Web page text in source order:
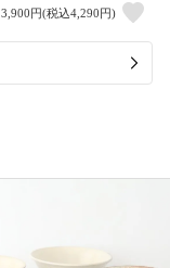
3,900円(税込4,290円)